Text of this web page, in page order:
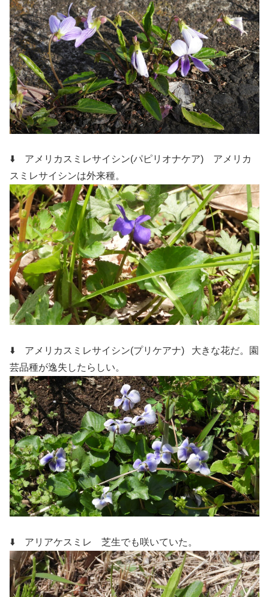
⬇️ アメリカスミレサイシン(パピリオナケア) アメリカ
スミレサイシンは外来種。
⬇️ アメリカスミレサイシン(プリケアナ) 大きな花だ。園
芸品種が逸失したらしい。
⬇️ アリアケスミレ 芝生でも咲いていた。